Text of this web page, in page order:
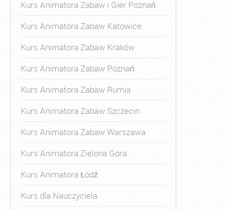
Kurs Animatora Zabaw i Gier Poznań
Kurs Animatora Zabaw Katowice
Kurs Animatora Zabaw Kraków
Kurs Animatora Zabaw Poznań
Kurs Animatora Zabaw Rumia
Kurs Animatora Zabaw Szczecin
Kurs Animatora Zabaw Warszawa
Kurs Animatora Zielona Góra
Kurs Animatora Łódź
Kurs dla Nauczyciela